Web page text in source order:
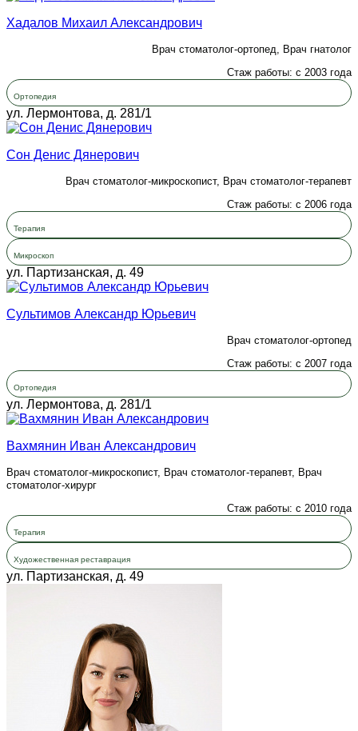
Хадалов Михаил Александрович
Врач стоматолог-ортопед, Врач гнатолог
Стаж работы: с 2003 года
Ортопедия
ул. Лермонтова, д. 281/1
Сон Денис Дянерович
Врач стоматолог-микроскопист, Врач стоматолог-терапевт
Стаж работы: с 2006 года
Терапия
Микроскоп
ул. Партизанская, д. 49
Сультимов Александр Юрьевич
Врач стоматолог-ортопед
Стаж работы: с 2007 года
Ортопедия
ул. Лермонтова, д. 281/1
Вахмянин Иван Александрович
Врач стоматолог-микроскопист, Врач стоматолог-терапевт, Врач
стоматолог-хирург
Стаж работы: с 2010 года
Терапия
Художественная реставрация
ул. Партизанская, д. 49